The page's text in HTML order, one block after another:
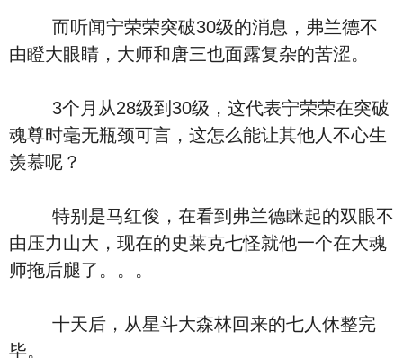
而听闻宁荣荣突破30级的消息，弗兰德不
由瞪大眼睛，大师和唐三也面露复杂的苦涩。
3个月从28级到30级，这代表宁荣荣在突破
魂尊时毫无瓶颈可言，这怎么能让其他人不心生
羡慕呢？
特别是马红俊，在看到弗兰德眯起的双眼不
由压力山大，现在的史莱克七怪就他一个在大魂
师拖后腿了。。。
十天后，从星斗大森林回来的七人休整完
毕。